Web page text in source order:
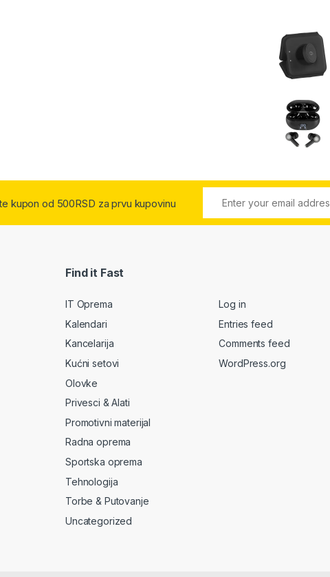
kupon od 500RSD za prvu kupovinu
Find it Fast
IT Oprema
Kalendari
Kancelarija
Kućni setovi
Olovke
Privesci & Alati
Promotivni materijal
Radna oprema
Sportska oprema
Tehnologija
Torbe & Putovanje
Uncategorized
Log in
Entries feed
Comments feed
WordPress.org